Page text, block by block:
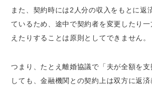
また、契約時には2人分の収入をもとに返
ているため、途中で契約者を変更したり
えたりすることは原則としてできません。
つまり、たとえ離婚協議で「夫が全額を支
しても、金融機関との契約上は双方に返